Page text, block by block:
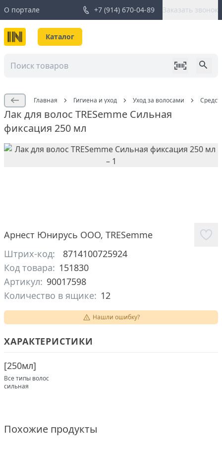
О портале +7 (914) 670-04-89 Заказать звонок
Каталог
Главная Гигиена и уход Уход за волосами
Лак для волос TRESemme Сильная
фиксация 250 мл
Арнест Юнирусь ООО, TRESemme
Штрих-код:
8714100725924
Код товара: 151830
Артикул: 90017598
Количество в ящике: 12
Нашли ошибку?
ХАРАКТЕРИСТИКИ
[250мл]
Все типы волос
сильная
Похожие продукты